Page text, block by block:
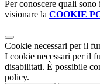
Per conoscere quali
visionare la COOKIE
Cookie necessari per il
I cookie necessari per il
disabilitati. È possibile
policy.